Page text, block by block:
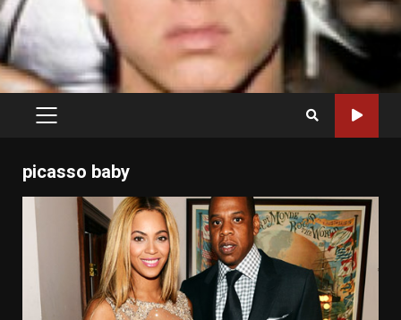
PRIMARY
picasso baby